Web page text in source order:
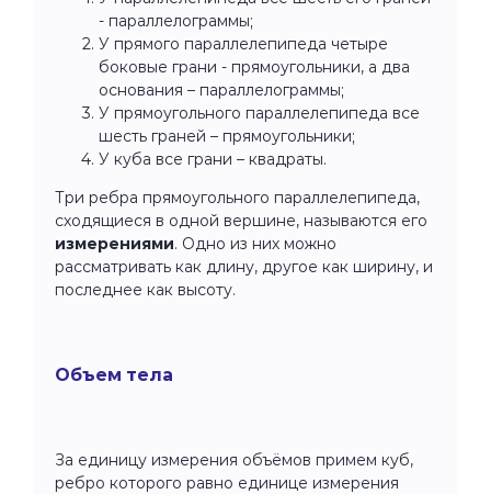
- параллелограммы;
У прямого параллелепипеда четыре
боковые грани - прямоугольники, а два
основания – параллелограммы;
У прямоугольного параллелепипеда все
шесть граней – прямоугольники;
У куба все грани – квадраты.
Три ребра прямоугольного параллелепипеда,
сходящиеся в одной вершине, называются его
измерениями. Одно из них можно
рассматривать как длину, другое как ширину, и
последнее как высоту.
Объем тела
За единицу измерения объёмов примем куб,
ребро которого равно единице измерения